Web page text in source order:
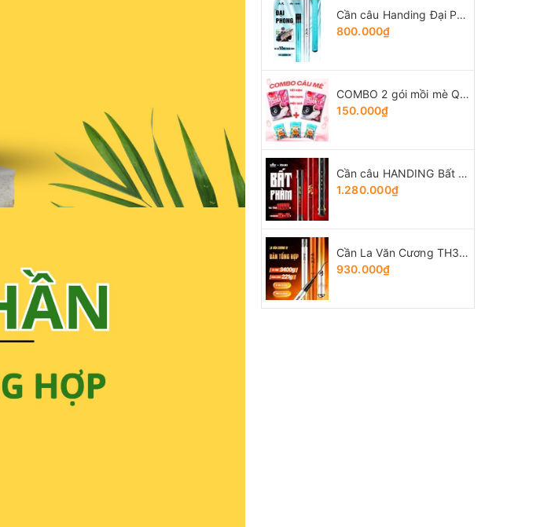
Cần câu Handing Đại Phong 5H
800.000₫
COMBO 2 gói mồi mè Quân Lữ + 3 gói Tổng hợp Tứ Quý
150.000₫
Cần câu HANDING Bất Phàm
1.280.000₫
Cần La Văn Cương TH3 bản Tổng Hợp
930.000₫